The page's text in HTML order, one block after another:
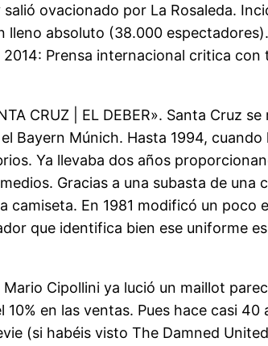
ovacionado por La Rosaleda.
lleno absoluto (38.000
Prensa internacional critica
CRUZ | EL DEBER». Santa Cruz
Bayern Múnich. Hasta 1994,
Ya llevaba dos años
Gracias a una subasta de una
En 1981 modificó un poco
que identifica bien ese uniforme
Cipollini ya lució un maillot
en las ventas. Pues hace casi
(si habéis visto The Damned